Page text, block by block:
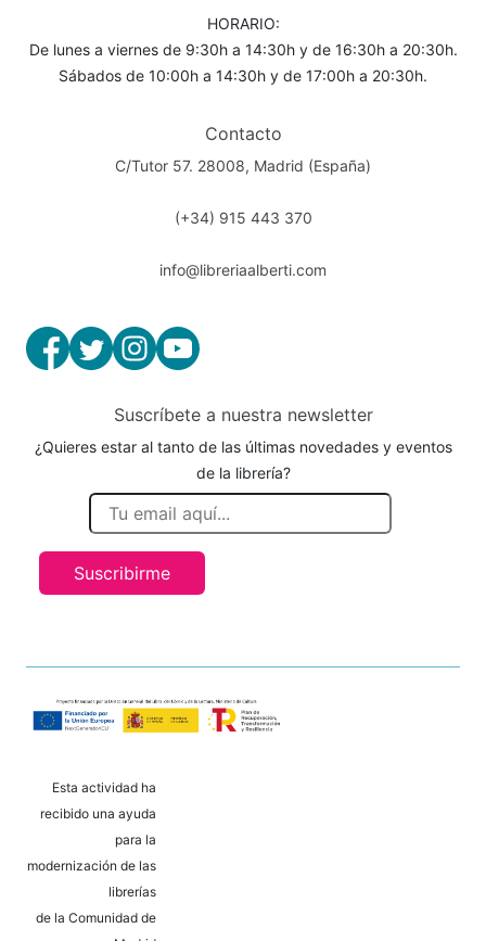
HORARIO:
De lunes a viernes de 9:30h a 14:30h y de 16:30h a 20:30h.
Sábados de 10:00h a 14:30h y de 17:00h a 20:30h.
Contacto
C/Tutor 57. 28008, Madrid (España)
(+34) 915 443 370
info@libreriaalberti.com
Suscríbete a nuestra newsletter
¿Quieres estar al tanto de las últimas novedades y eventos
de la librería?
Suscribirme
Esta actividad ha
recibido una ayuda
para la
modernización de las
librerías
de la Comunidad de